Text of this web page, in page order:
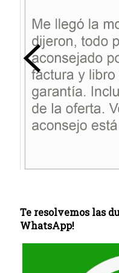
Te resolvemos las
WhatsApp!